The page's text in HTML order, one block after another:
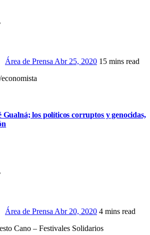
Área de Prensa Abr 25, 2020 15 mins read
economista
los políticos corruptos y genocidas,
Área de Prensa Abr 20, 2020 4 mins read
Cano – Festivales Solidarios